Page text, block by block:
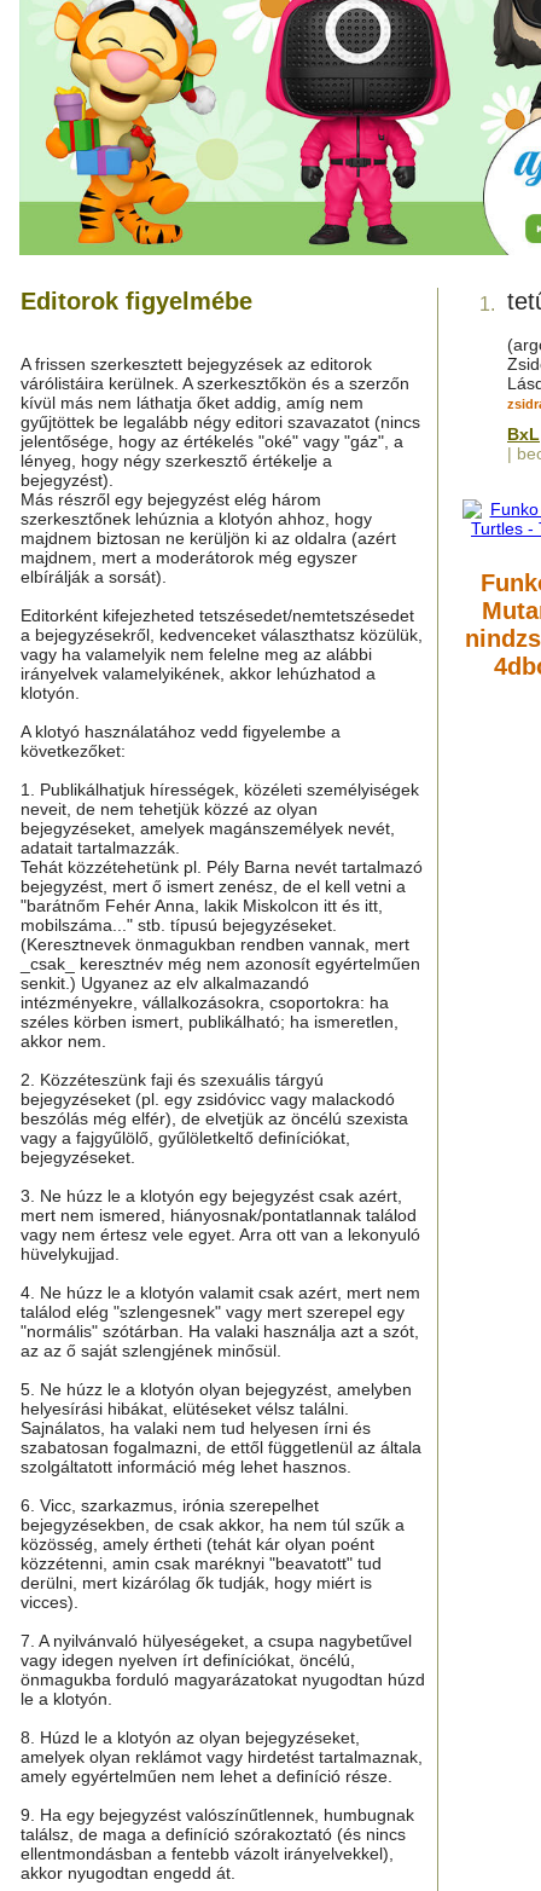
Editorok figyelmébe
A frissen szerkesztett bejegyzések az editorok
várólistáira kerülnek. A szerkesztőkön és a szerzőn
kívül más nem láthatja őket addig, amíg nem
gyűjtöttek be legalább négy editori szavazatot (nincs
jelentősége, hogy az értékelés "oké" vagy "gáz", a
lényeg, hogy négy szerkesztő értékelje a
bejegyzést).
Más részről egy bejegyzést elég három
szerkesztőnek lehúznia a klotyón ahhoz, hogy
majdnem biztosan ne kerüljön ki az oldalra (azért
majdnem, mert a moderátorok még egyszer
elbírálják a sorsát).
Editorként kifejezheted tetszésedet/nemtetszésedet
a bejegyzésekről, kedvenceket választhatsz közülük,
vagy ha valamelyik nem felelne meg az alábbi
irányelvek valamelyikének, akkor lehúzhatod a
klotyón.
A klotyó használatához vedd figyelembe a
következőket:
1. Publikálhatjuk hírességek, közéleti személyiségek
neveit, de nem tehetjük közzé az olyan
bejegyzéseket, amelyek magánszemélyek nevét,
adatait tartalmazzák.
Tehát közzétehetünk pl. Pély Barna nevét tartalmazó
bejegyzést, mert ő ismert zenész, de el kell vetni a
"barátnőm Fehér Anna, lakik Miskolcon itt és itt,
mobilszáma..." stb. típusú bejegyzéseket.
(Keresztnevek önmagukban rendben vannak, mert
_csak_ keresztnév még nem azonosít egyértelműen
senkit.) Ugyanez az elv alkalmazandó
intézményekre, vállalkozásokra, csoportokra: ha
széles körben ismert, publikálható; ha ismeretlen,
akkor nem.
2. Közzéteszünk faji és szexuális tárgyú
bejegyzéseket (pl. egy zsidóvicc vagy malackodó
beszólás még elfér), de elvetjük az öncélú szexista
vagy a fajgyűlölő, gyűlöletkeltő definíciókat,
bejegyzéseket.
3. Ne húzz le a klotyón egy bejegyzést csak azért,
mert nem ismered, hiányosnak/pontatlannak találod
vagy nem értesz vele egyet. Arra ott van a lekonyuló
hüvelykujjad.
4. Ne húzz le a klotyón valamit csak azért, mert nem
találod elég "szlengesnek" vagy mert szerepel egy
"normális" szótárban. Ha valaki használja azt a szót,
az az ő saját szlengjének minősül.
5. Ne húzz le a klotyón olyan bejegyzést, amelyben
helyesírási hibákat, elütéseket vélsz találni.
Sajnálatos, ha valaki nem tud helyesen írni és
szabatosan fogalmazni, de ettől függetlenül az általa
szolgáltatott információ még lehet hasznos.
6. Vicc, szarkazmus, irónia szerepelhet
bejegyzésekben, de csak akkor, ha nem túl szűk a
közösség, amely értheti (tehát kár olyan poént
közzétenni, amin csak maréknyi "beavatott" tud
derülni, mert kizárólag ők tudják, hogy miért is
vicces).
7. A nyilvánvaló hülyeségeket, a csupa nagybetűvel
vagy idegen nyelven írt definíciókat, öncélú,
önmagukba forduló magyarázatokat nyugodtan húzd
le a klotyón.
8. Húzd le a klotyón az olyan bejegyzéseket,
amelyek olyan reklámot vagy hirdetést tartalmaznak,
amely egyértelműen nem lehet a definíció része.
9. Ha egy bejegyzést valószínűtlennek, humbugnak
találsz, de maga a definíció szórakoztató (és nincs
ellentmondásban a fentebb vázolt irányelvekkel),
akkor nyugodtan engedd át.
1.
BxL
|